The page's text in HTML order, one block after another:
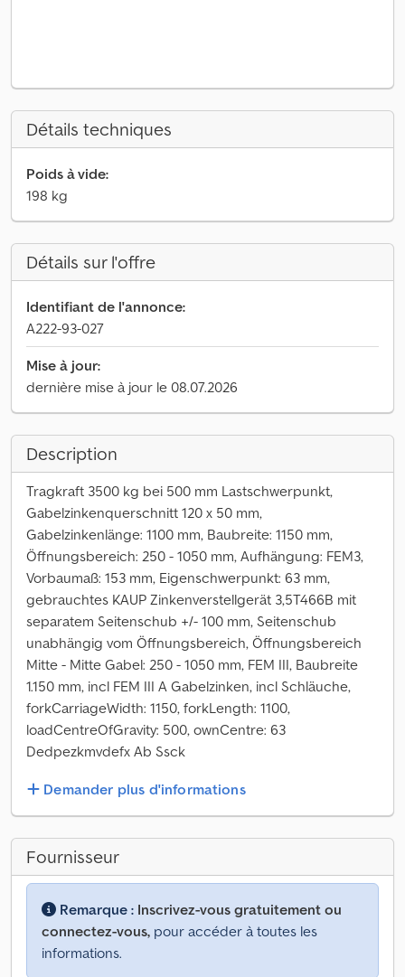
Détails techniques
Poids à vide:
198 kg
Détails sur l'offre
Identifiant de l'annonce:
A222-93-027
Mise à jour:
dernière mise à jour le 08.07.2026
Description
Tragkraft 3500 kg bei 500 mm Lastschwerpunkt,
Gabelzinkenquerschnitt 120 x 50 mm,
Gabelzinkenlänge: 1100 mm, Baubreite: 1150 mm,
Öffnungsbereich: 250 - 1050 mm, Aufhängung: FEM3,
Vorbaumaß: 153 mm, Eigenschwerpunkt: 63 mm,
gebrauchtes KAUP Zinkenverstellgerät 3,5T466B mit
separatem Seitenschub +/- 100 mm, Seitenschub
unabhängig vom Öffnungsbereich, Öffnungsbereich
Mitte - Mitte Gabel: 250 - 1050 mm, FEM III, Baubreite
1.150 mm, incl FEM III A Gabelzinken, incl Schläuche,
forkCarriageWidth: 1150, forkLength: 1100,
loadCentreOfGravity: 500, ownCentre: 63
Dedpezkmvdefx Ab Ssck
Demander plus d'informations
Fournisseur
Remarque : Inscrivez-vous gratuitement ou
connectez-vous, pour accéder à toutes les
informations.